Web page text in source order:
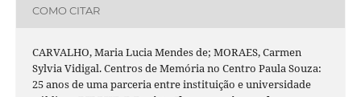
COMO CITAR
CARVALHO, Maria Lucia Mendes de; MORAES, Carmen
Sylvia Vidigal. Centros de Memória no Centro Paula Souza:
25 anos de uma parceria entre instituição e universidade